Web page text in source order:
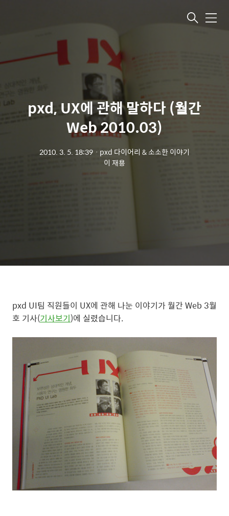
메뉴
pxd, UX에 관해 말하다 (월간
Web 2010.03)
2010. 3. 5. 18:39 ㆍ pxd 다이어리 & 소소한 이야기
이 재용
pxd UI팀 직원들이 UX에 관해 나눈 이야기가 월간 Web 3월
호 기사(기사보기)에 실렸습니다.